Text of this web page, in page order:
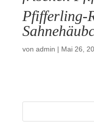
Pfifferling-
von admin | Mai 26,